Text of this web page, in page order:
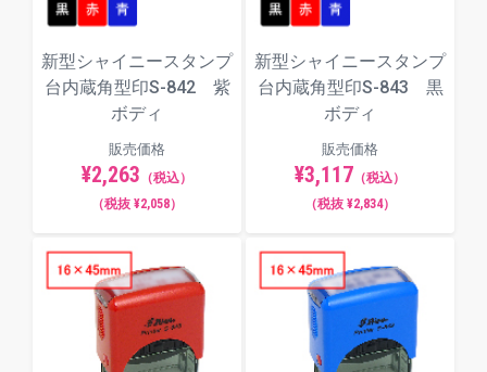
新型シャイニースタンプ
台内蔵角型印S-842 紫
ボディ
販売価格
¥2,263 （税込）
（税抜 ¥2,058）
新型シャイニースタンプ
台内蔵角型印S-843 黒
ボディ
販売価格
¥3,117 （税込）
（税抜 ¥2,834）